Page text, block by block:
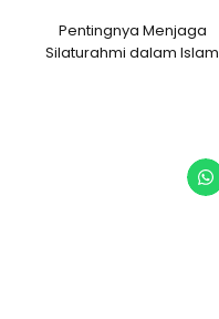
Pentingnya Menjaga
Silaturahmi dalam Islam